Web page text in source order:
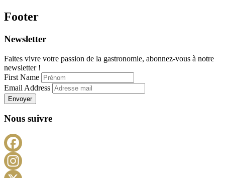
Footer
Newsletter
Faites vivre votre passion de la gastronomie, abonnez-vous à notre
newsletter !
First Name
Email Address
Envoyer
Nous suivre